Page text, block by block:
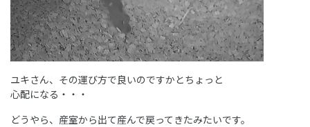
ユキさん、その運び方で良いのですかとちょっと
心配になる・・・
どうやら、産室から出て産んで戻ってきたみたいです。